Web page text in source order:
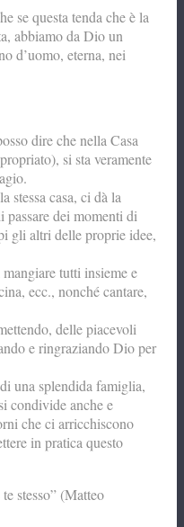
se questa tenda che è la
abbiamo da Dio un
d’uomo, eterna, nei
dire che nella Casa
si sta veramente
stessa casa, ci dà la
dei momenti di
gli altri delle proprie idee,
tutti insieme e
ecc., nonché cantare,
delle piacevoli
e ringraziando Dio per
una splendida famiglia,
condivide anche e
che ci arricchiscono
in pratica questo
stesso” (Matteo